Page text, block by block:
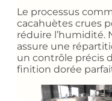
Le processus
cacahuètes crues
réduire l’humidité.
assure une
un contrôle précis
finition dorée